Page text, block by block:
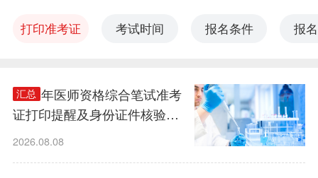
打印准考证 考试时间 报名条件 报
汇总
2026年医师资格综合笔试准考
证打印提醒及身份证件核验须
2026.08.08